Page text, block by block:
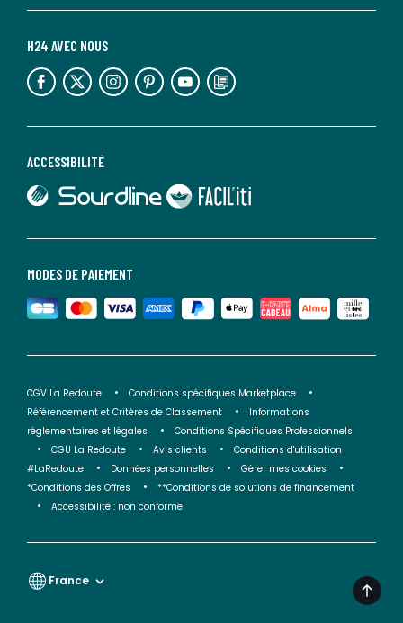
MODES DE PAIEMENT
ACCESSIBILITÉ
lien vers Sourdline
lien vers Faciliti
H24 AVEC NOUS
lien vers l'espace réseaux sociaux lien vers l'espace réseaux sociaux lien vers l'espace réseaux sociaux lien vers l'espace réseaux sociaux lien vers l'espace réseaux sociaux lien vers le blog la redoute
CGV La Redoute
Conditions spécifiques Marketplace
Référencement et Critères de Classement
Informations
réglementaires et légales
Conditions Spécifiques Professionnels
CGU La Redoute
Avis clients
Conditions d'utilisation
#LaRedoute
Données personnelles
Gérer mes cookies
*Conditions des Offres
**Conditions de solutions de financement
Accessibilité : non conforme
France